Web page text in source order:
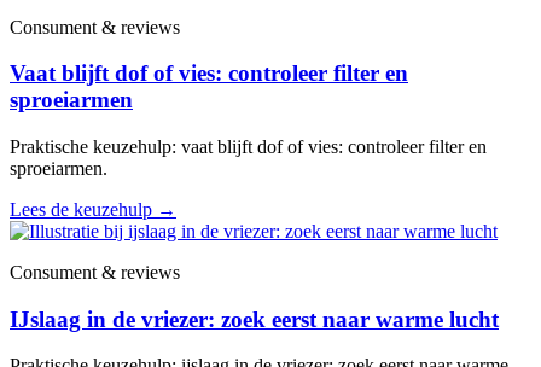
Consument & reviews
Vaat blijft dof of vies: controleer filter en
sproeiarmen
Praktische keuzehulp: vaat blijft dof of vies: controleer filter en
sproeiarmen.
Lees de keuzehulp →
Consument & reviews
IJslaag in de vriezer: zoek eerst naar warme lucht